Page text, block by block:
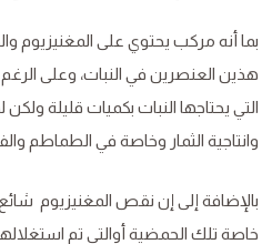
بما أنه مركب يحتوي على المغنيزيوم
هذين العنصرين في النبات، وعلى
التي يحتاجها النبات بكميات قليلة ولكن
وانتاجية الثمار وخاصة في الطماطم
بالإضافة إلى إن نقص المغنيزيوم
خاصة تلك الحمضية أوالتي تم